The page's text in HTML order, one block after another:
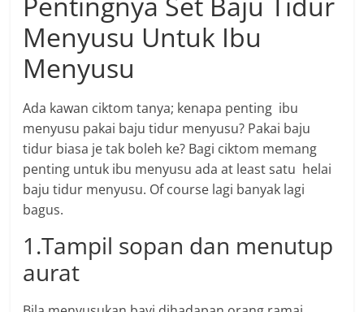
Menyusu Untuk Ibu
Menyusu
Ada kawan ciktom tanya; kenapa penting ibu
menyusu pakai baju tidur menyusu? Pakai baju
tidur biasa je tak boleh ke? Bagi ciktom memang
penting untuk ibu menyusu ada at least satu helai
baju tidur menyusu. Of course lagi banyak lagi
bagus.
1.Tampil sopan dan menutup
aurat